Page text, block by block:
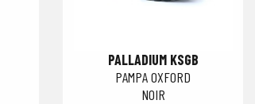
PALLADIUM KSGB
PAMPA OXFORD
NOIR